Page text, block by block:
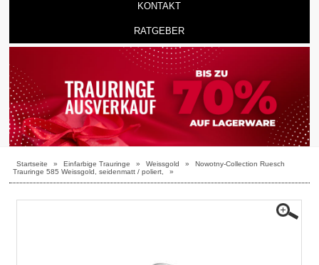
KONTAKT
RATGEBER
Startseite » Einfarbige Trauringe » Weissgold »
Nowotny-Collection Ruesch
Trauringe 585 Weissgold, seidenmatt / poliert,
»